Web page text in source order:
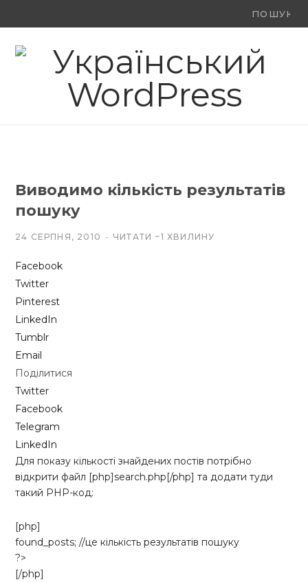
Ви
F
o
X
(
t
Y
o
e
Виводимо кількість результатів
пошуку
24 СЕРПНЯ, 2010 ЧИТАТИ ~1 ХВИЛИНУ
Facebook
Twitter
Pinterest
LinkedIn
Tumblr
Email
Поділитися
Twitter
Facebook
Telegram
LinkedIn
Для показу кількості знайдених постів потрібно
відкрити файл [php]search.php[/php] та додати туди
такий PHP-код:
[php]
found_posts; //це кількість результатів пошуку
?>
[/php]